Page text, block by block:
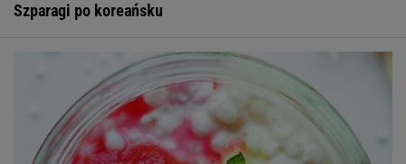
Szparagi po koreańsku